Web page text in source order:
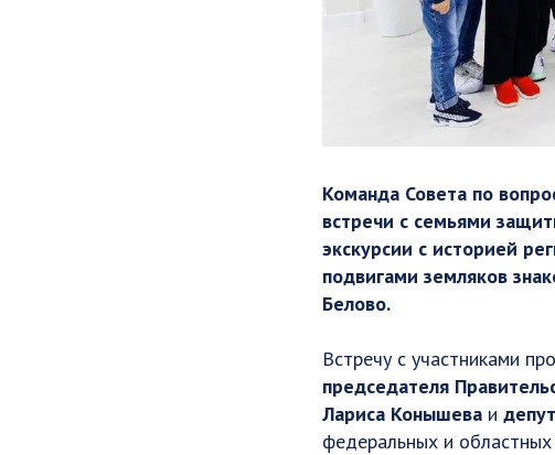
Команда Совета по
встречи с семьями
экскурсии с историей
подвигами земляков
Белово.
Встречу с участниками
председателя
Лариса Конышева и
федеральных и